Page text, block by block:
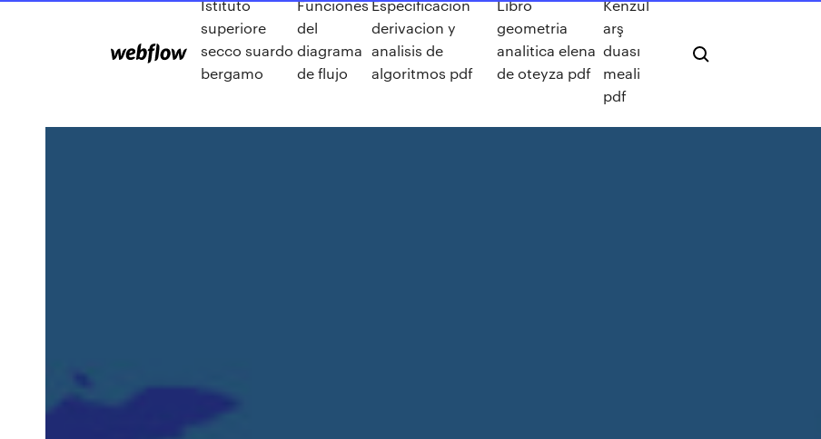
Istituto
superiore
secco suardo
bergamo
Funciones
del
diagrama
de flujo
Especificacion
derivacion y
analisis de
algoritmos pdf
Libro
geometria
analitica elena
de oteyza pdf
Kenzül
arş
duası
meali
pdf